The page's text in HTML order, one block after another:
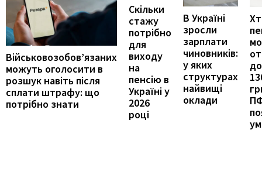
Військовозобов’язаних
можуть оголосити в
розшук навіть після
сплати штрафу: що
потрібно знати
Скільки
стажу
потрібно
для
виходу
на
пенсію в
Україні у
2026
році
В Україні
зросли
зарплати
чиновників:
у яких
структурах
найвищі
оклади